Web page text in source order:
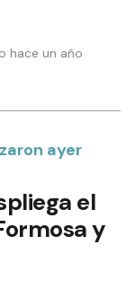
hace un año
ayer
el
y